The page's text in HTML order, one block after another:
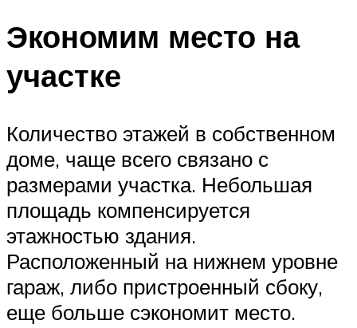
Экономим место на
участке
Количество этажей в собственном
доме, чаще всего связано с
размерами участка. Небольшая
площадь компенсируется
этажностью здания.
Расположенный на нижнем уровне
гараж, либо пристроенный сбоку,
еще больше сэкономит место.